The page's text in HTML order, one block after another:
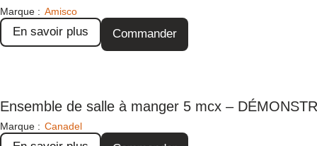
Marque : Amisco
En savoir plus Commander
Ensemble de salle à manger 5 mcx –
Marque : Canadel